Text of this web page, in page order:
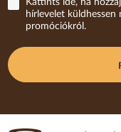
Kattints ide, ha
hírlevelet
promóciókról.